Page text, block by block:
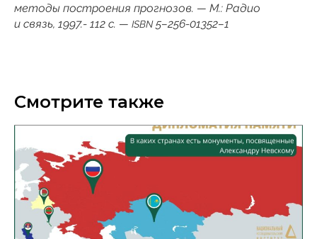
методы построения прогнозов. — М.: Радио
и связь, 1997.- 112 с. — ISBN5–256-01352–1
Смотрите также